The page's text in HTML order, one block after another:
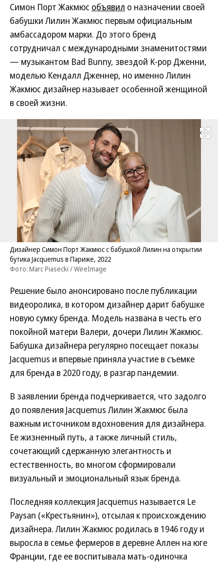
Симон Порт Жакмюс объявил о назначении своей
бабушки Лилин Жакмюс первым официальным
амбассадором марки. До этого бренд
сотрудничал с международными знаменитостями
— музыкантом Bad Bunny, звездой K-pop Дженни,
моделью Кендалл Дженнер, но именно Лилин
Жакмюс дизайнер называет особенной женщиной
в своей жизни.
Развернуть
Дизайнер Симон Порт Жакмюс с бабушкой Лилин на открытии
бутика Jacquemus в Париже, 2022
Фото: Marc Piasecki / WireImage
Решение было анонсировано после публикации
видеоролика, в котором дизайнер дарит бабушке
новую сумку бренда. Модель названа в честь его
покойной матери Валери, дочери Лилин Жакмюс.
Бабушка дизайнера регулярно посещает показы
Jacquemus и впервые приняла участие в съемке
для бренда в 2020 году, в разгар пандемии.
В заявлении бренда подчеркивается, что задолго
до появления Jacquemus Лилин Жакмюс была
важным источником вдохновения для дизайнера.
Ее жизненный путь, а также личный стиль,
сочетающий сдержанную элегантность и
естественность, во многом сформировали
визуальный и эмоциональный язык бренда.
Последняя коллекция Jacquemus называется Le
Paysan («Крестьянин»), отсылая к происхождению
дизайнера. Лилин Жакмюс родилась в 1946 году и
выросла в семье фермеров в деревне Аллен на юге
Франции, где ее воспитывала мать-одиночка